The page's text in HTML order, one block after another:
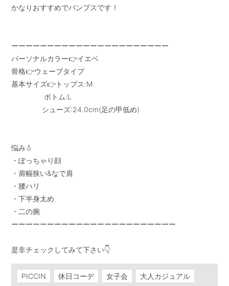
かなりおすすめでパンプスです！
ーーーーーーーーーーーーーーーーーーーーーー
パーソナルカラー👉イエベ
骨格👉ウェーブタイプ
基本サイズ👉トップス:M
悩み💧
・ぽっちゃり顔
・肩幅狭い&なで肩
・腰ハリ
・下半身太め
・二の腕
ーーーーーーーーーーーーーーーーーーーーーーー
是非チェックしてみて下さい👇
PICCIN 休日コーデ 女子会
大人カジュアル